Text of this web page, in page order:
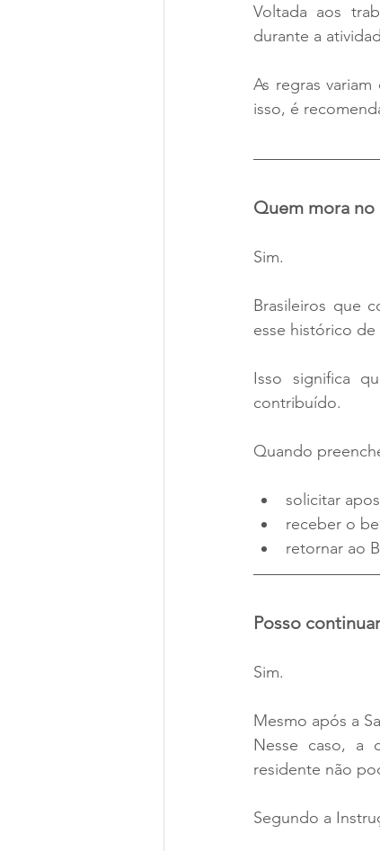
Voltada aos
durante a
As regras
isso, é
Quem mora
Sim.
Brasileiros que
esse histórico
Isso significa
contribuído.
Quando
solicitar
receber o
retornar ao
Posso
Sim.
Mesmo após a
Nesse caso, a
residente não
Segundo a